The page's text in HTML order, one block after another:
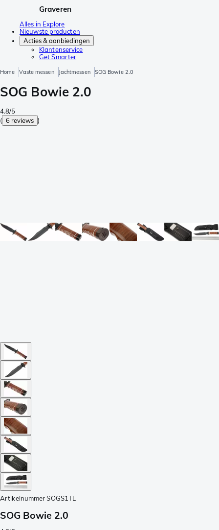
Graveren
Alles in Explore
Nieuwste producten
Acties & aanbiedingen
Klantenservice
Get Smarter
Home Vaste messen Jachtmessen SOG Bowie 2.0
SOG Bowie 2.0
4.8/5
( 6 reviews )
Artikelnummer SOGS1TL
SOG Bowie 2.0